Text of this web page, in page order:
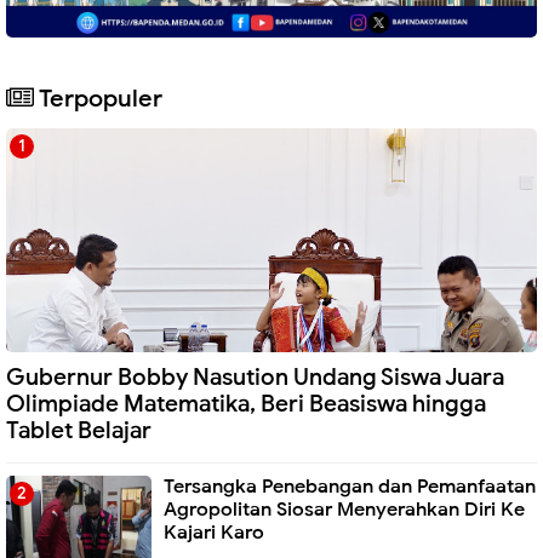
Terpopuler
Gubernur Bobby Nasution Undang Siswa Juara
Olimpiade Matematika, Beri Beasiswa hingga
Tablet Belajar
Tersangka Penebangan dan Pemanfaatan
Agropolitan Siosar Menyerahkan Diri Ke
Kajari Karo